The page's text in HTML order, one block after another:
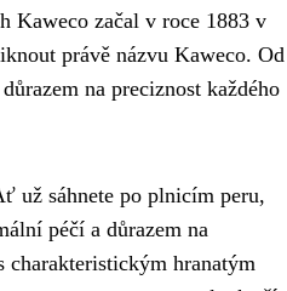
Kaweco začal v roce 1883 v
právě názvu Kaweco. Od
na preciznost každého
už sáhnete po plnicím peru,
péčí a důrazem na
charakteristickým hranatým